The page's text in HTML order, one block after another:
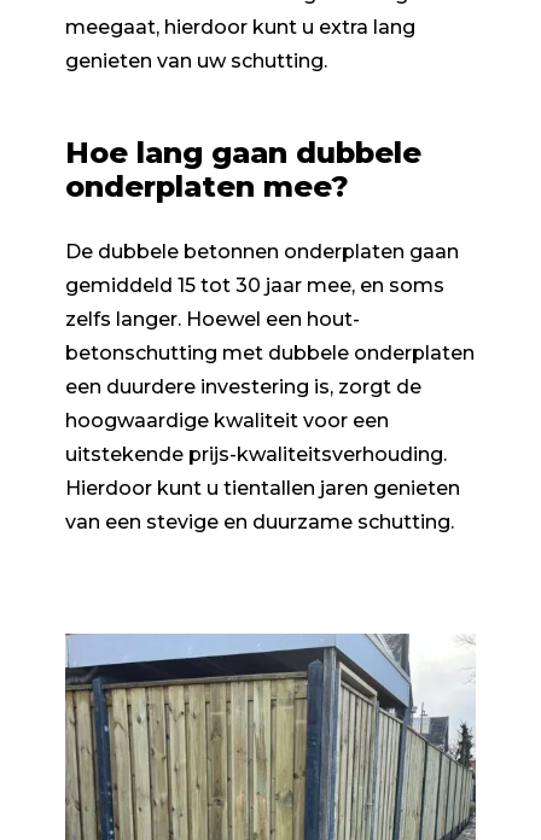
meegaat, hierdoor kunt u extra lang
genieten van uw schutting.
Hoe lang gaan dubbele
onderplaten mee?
De dubbele betonnen onderplaten gaan
gemiddeld 15 tot 30 jaar mee, en soms
zelfs langer. Hoewel een hout-
betonschutting met dubbele onderplaten
een duurdere investering is, zorgt de
hoogwaardige kwaliteit voor een
uitstekende prijs-kwaliteitsverhouding.
Hierdoor kunt u tientallen jaren genieten
van een stevige en duurzame schutting.